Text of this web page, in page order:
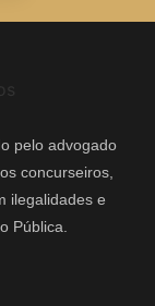
pelo advogado
concurseiros,
ilegalidades e
Pública.